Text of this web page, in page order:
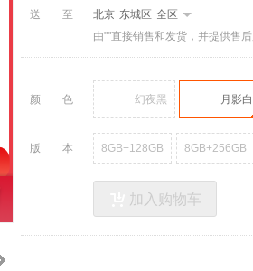
送至北京 东城区 全区
由""直接销售和发货，并提供售
颜色 幻夜黑 月影白
版本 8GB+128GB 8GB+256GB
加入购物车